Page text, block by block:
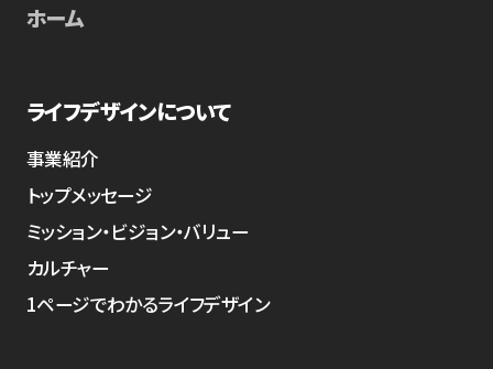
ホーム
ライフデザインについて
事業紹介
トップメッセージ
ミッション・ビジョン・バリュー
カルチャー
1ページでわかるライフデザイン